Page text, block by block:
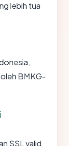
lebih tua
BMKG-
SSL valid,